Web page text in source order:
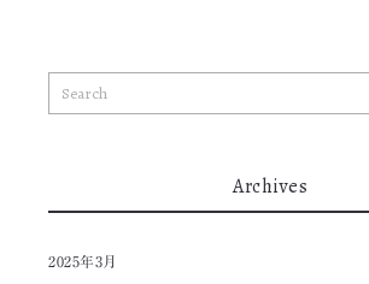
Archives
2025年3月